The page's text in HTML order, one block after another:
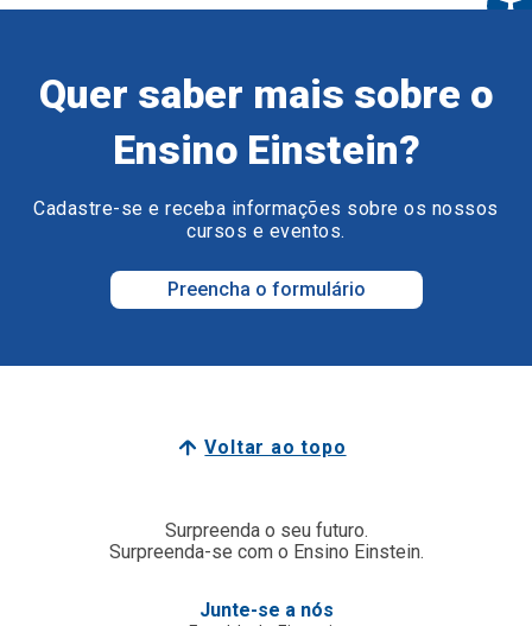
Quer saber mais sobre o
Ensino Einstein?
Cadastre-se e receba informações sobre os nossos
cursos e eventos.
Preencha o formulário
Voltar ao topo
Surpreenda o seu futuro.
Surpreenda-se com o Ensino Einstein.
Junte-se a nós